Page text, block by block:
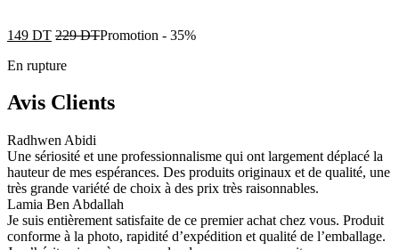
149 DT 229DTPromotion - 35%
En rupture
Avis Clients
Radhwen Abidi
Une sériosité et une professionnalisme qui ont largement déplacé la
hauteur de mes espérances. Des produits originaux et de qualité, une
très grande variété de choix à des prix très raisonnables.
Lamia Ben Abdallah
Je suis entièrement satisfaite de ce premier achat chez vous. Produit
conforme à la photo, rapidité d’expédition et qualité de l’emballage.